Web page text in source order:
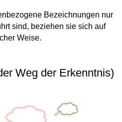
Bezeichnungen nur
sind, beziehen sie sich auf
Weise.
Weg der Erkenntnis)